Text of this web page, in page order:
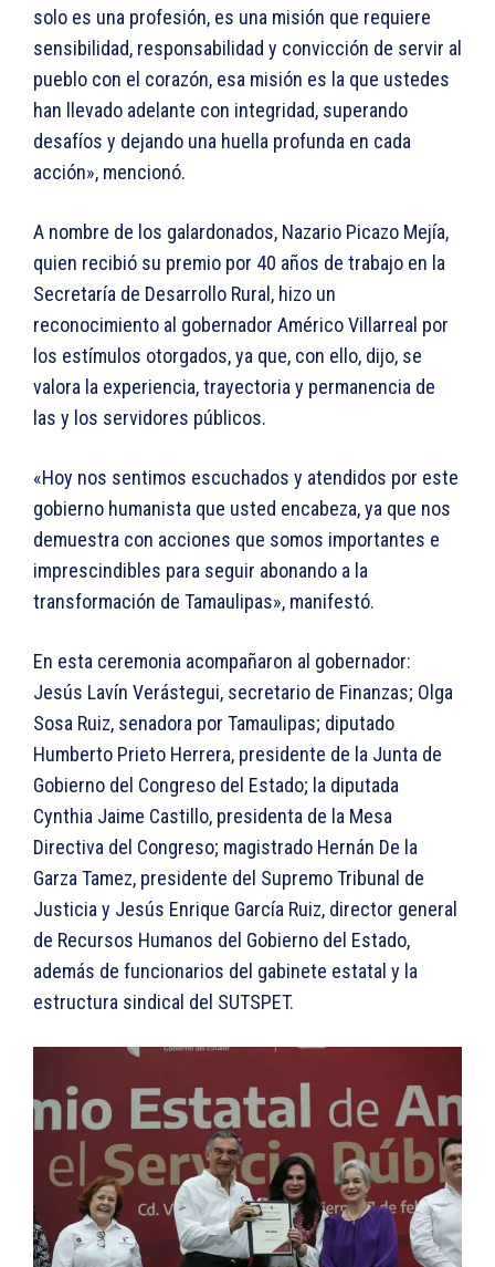
solo es una profesión, es una misión que requiere
sensibilidad, responsabilidad y convicción de servir al
pueblo con el corazón, esa misión es la que ustedes
han llevado adelante con integridad, superando
desafíos y dejando una huella profunda en cada
acción», mencionó.
A nombre de los galardonados, Nazario Picazo Mejía,
quien recibió su premio por 40 años de trabajo en la
Secretaría de Desarrollo Rural, hizo un
reconocimiento al gobernador Américo Villarreal por
los estímulos otorgados, ya que, con ello, dijo, se
valora la experiencia, trayectoria y permanencia de
las y los servidores públicos.
«Hoy nos sentimos escuchados y atendidos por este
gobierno humanista que usted encabeza, ya que nos
demuestra con acciones que somos importantes e
imprescindibles para seguir abonando a la
transformación de Tamaulipas», manifestó.
En esta ceremonia acompañaron al gobernador:
Jesús Lavín Verástegui, secretario de Finanzas; Olga
Sosa Ruiz, senadora por Tamaulipas; diputado
Humberto Prieto Herrera, presidente de la Junta de
Gobierno del Congreso del Estado; la diputada
Cynthia Jaime Castillo, presidenta de la Mesa
Directiva del Congreso; magistrado Hernán De la
Garza Tamez, presidente del Supremo Tribunal de
Justicia y Jesús Enrique García Ruiz, director general
de Recursos Humanos del Gobierno del Estado,
además de funcionarios del gabinete estatal y la
estructura sindical del SUTSPET.